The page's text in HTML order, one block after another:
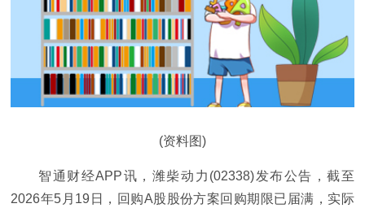
(资料图)
智通财经APP讯，潍柴动力(02338)发布公告，截至
2026年5月19日，回购A股股份方案回购期限已届满，实际